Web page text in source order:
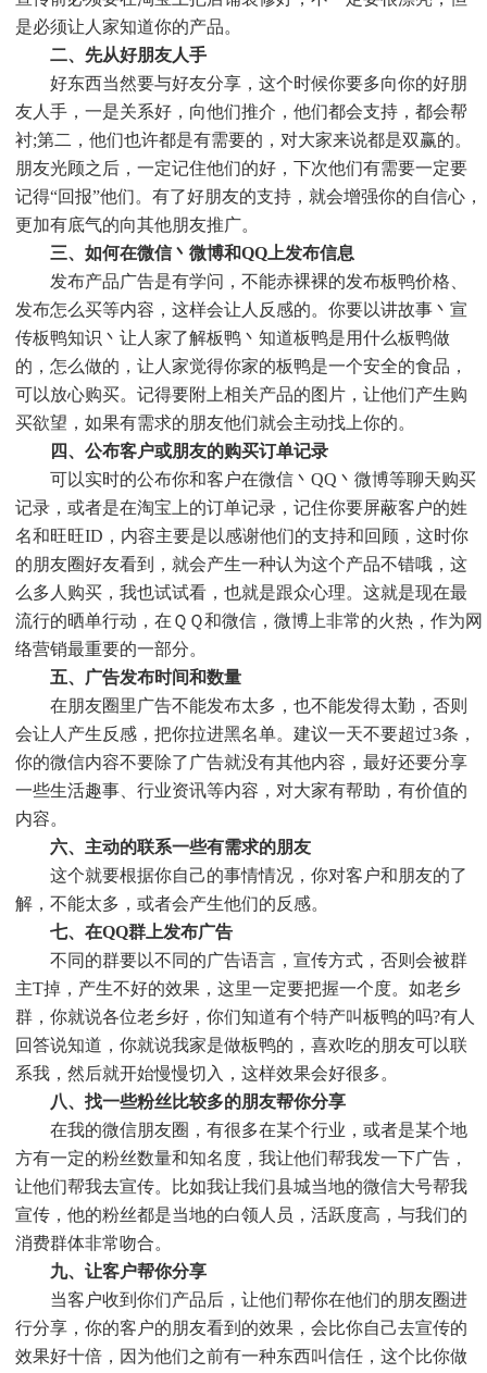
是必须让人家知道你的产品。
二、先从好朋友人手
好东西当然要与好友分享，这个时候你要多向你的好朋
友人手，一是关系好，向他们推介，他们都会支持，都会帮
衬;第二，他们也许都是有需要的，对大家来说都是双赢的。
朋友光顾之后，一定记住他们的好，下次他们有需要一定要
记得“回报”他们。有了好朋友的支持，就会增强你的自信心，
更加有底气的向其他朋友推广。
三、如何在微信丶微博和QQ上发布信息
发布产品广告是有学问，不能赤裸裸的发布板鸭价格、
发布怎么买等内容，这样会让人反感的。你要以讲故事丶宣
传板鸭知识丶让人家了解板鸭丶知道板鸭是用什么板鸭做
的，怎么做的，让人家觉得你家的板鸭是一个安全的食品，
可以放心购买。记得要附上相关产品的图片，让他们产生购
买欲望，如果有需求的朋友他们就会主动找上你的。
四、公布客户或朋友的购买订单记录
可以实时的公布你和客户在微信丶QQ丶微博等聊天购买
记录，或者是在淘宝上的订单记录，记住你要屏蔽客户的姓
名和旺旺ID，内容主要是以感谢他们的支持和回顾，这时你
的朋友圈好友看到，就会产生一种认为这个产品不错哦，这
么多人购买，我也试试看，也就是跟众心理。这就是现在最
流行的晒单行动，在ＱＱ和微信，微博上非常的火热，作为网
络营销最重要的一部分。
五、广告发布时间和数量
在朋友圈里广告不能发布太多，也不能发得太勤，否则
会让人产生反感，把你拉进黑名单。建议一天不要超过3条，
你的微信内容不要除了广告就没有其他内容，最好还要分享
一些生活趣事、行业资讯等内容，对大家有帮助，有价值的
内容。
六、主动的联系一些有需求的朋友
这个就要根据你自己的事情情况，你对客户和朋友的了
解，不能太多，或者会产生他们的反感。
七、在QQ群上发布广告
不同的群要以不同的广告语言，宣传方式，否则会被群
主T掉，产生不好的效果，这里一定要把握一个度。如老乡
群，你就说各位老乡好，你们知道有个特产叫板鸭的吗?有人
回答说知道，你就说我家是做板鸭的，喜欢吃的朋友可以联
系我，然后就开始慢慢切入，这样效果会好很多。
八、找一些粉丝比较多的朋友帮你分享
在我的微信朋友圈，有很多在某个行业，或者是某个地
方有一定的粉丝数量和知名度，我让他们帮我发一下广告，
让他们帮我去宣传。比如我让我们县城当地的微信大号帮我
宣传，他的粉丝都是当地的白领人员，活跃度高，与我们的
消费群体非常吻合。
九、让客户帮你分享
当客户收到你们产品后，让他们帮你在他们的朋友圈进
行分享，你的客户的朋友看到的效果，会比你自己去宣传的
效果好十倍，因为他们之前有一种东西叫信任，这个比你做